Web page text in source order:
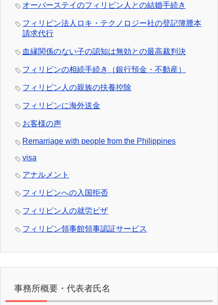
オーバーステイのフィリピン人との結婚手続き
フィリピン法人ロキ・テクノロジー社の登記簿謄本
請求代行
血縁関係のない子の認知は無効との最高裁判決
フィリピンの相続手続き（銀行預金・不動産）
フィリピン人の親族の扶養控除
フィリピンに海外送金
お客様の声
Remarriage with people from the Philippines
visa
アナルメント
フィリピンへの入国拒否
フィリピン人の就労ビザ
フィリピン領事館領事認証サービス
事務所概要・代表者氏名